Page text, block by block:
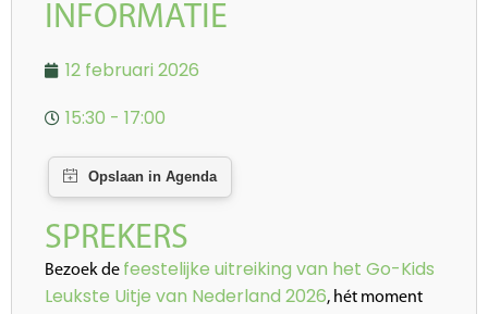
INFORMATIE
12 februari 2026
15:30 - 17:00
SPREKERS
Bezoek de feestelijke uitreiking van het Go-Kids
Leukste Uitje van Nederland 2026, hét moment